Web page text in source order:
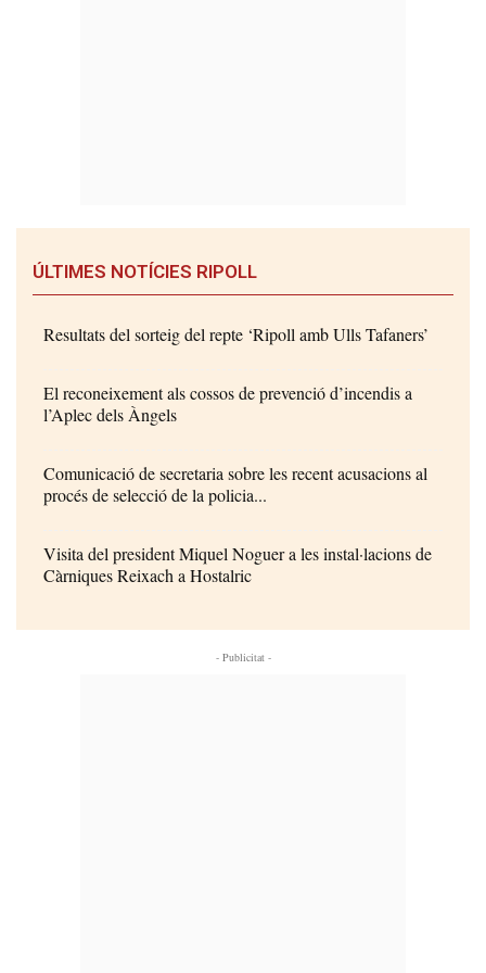
ÚLTIMES NOTÍCIES RIPOLL
Resultats del sorteig del repte ‘Ripoll amb Ulls Tafaners’
El reconeixement als cossos de prevenció d’incendis a
l’Aplec dels Àngels
Comunicació de secretaria sobre les recent acusacions al
procés de selecció de la policia...
Visita del president Miquel Noguer a les instal·lacions de
Càrniques Reixach a Hostalric
- Publicitat -